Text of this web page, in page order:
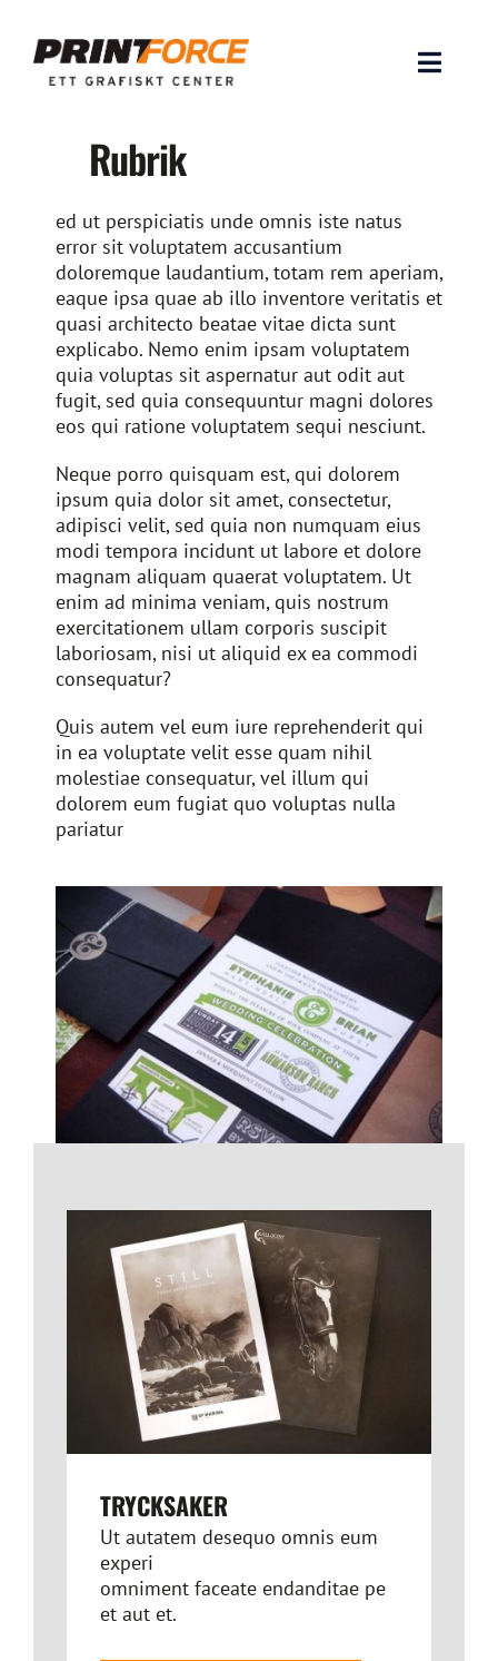
content
Toggle
Produkter
FAQ & Tips
Lämna original & filer
Om oss
Kontakt
Rubrik
ed ut perspiciatis unde omnis iste natus
error sit voluptatem accusantium
doloremque laudantium, totam rem aperiam,
eaque ipsa quae ab illo inventore veritatis et
quasi architecto beatae vitae dicta sunt
explicabo. Nemo enim ipsam voluptatem
quia voluptas sit aspernatur aut odit aut
fugit, sed quia consequuntur magni dolores
eos qui ratione voluptatem sequi nesciunt.
Neque porro quisquam est, qui dolorem
ipsum quia dolor sit amet, consectetur,
adipisci velit, sed quia non numquam eius
modi tempora incidunt ut labore et dolore
magnam aliquam quaerat voluptatem. Ut
enim ad minima veniam, quis nostrum
exercitationem ullam corporis suscipit
laboriosam, nisi ut aliquid ex ea commodi
consequatur?
Quis autem vel eum iure reprehenderit qui
in ea voluptate velit esse quam nihil
molestiae consequatur, vel illum qui
dolorem eum fugiat quo voluptas nulla
pariatur
TRYCKSAKER
Ut autatem desequo omnis eum
experi
omniment faceate endanditae pe
et aut et.